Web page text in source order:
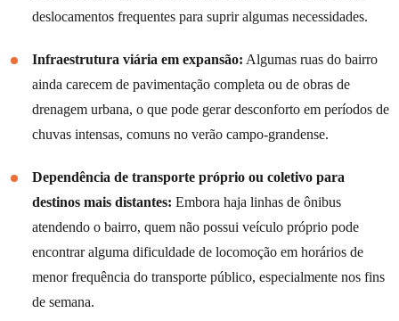
deslocamentos frequentes para suprir algumas necessidades.
Infraestrutura viária em expansão: Algumas ruas do bairro
ainda carecem de pavimentação completa ou de obras de
drenagem urbana, o que pode gerar desconforto em períodos de
chuvas intensas, comuns no verão campo-grandense.
Dependência de transporte próprio ou coletivo para
destinos mais distantes: Embora haja linhas de ônibus
atendendo o bairro, quem não possui veículo próprio pode
encontrar alguma dificuldade de locomoção em horários de
menor frequência do transporte público, especialmente nos fins
de semana.